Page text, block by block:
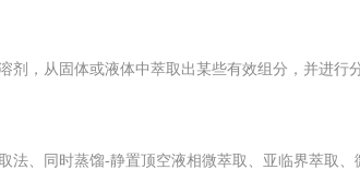
剂，从固体或液体中萃取出某些有效组分，并进行
法、同时蒸馏-静置顶空液相微萃取、亚临界萃取